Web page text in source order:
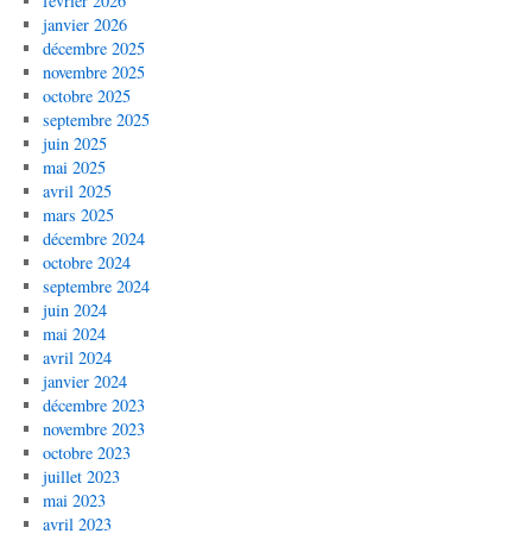
janvier 2026
décembre 2025
novembre 2025
octobre 2025
septembre 2025
juin 2025
mai 2025
avril 2025
mars 2025
décembre 2024
octobre 2024
septembre 2024
juin 2024
mai 2024
avril 2024
janvier 2024
décembre 2023
novembre 2023
octobre 2023
juillet 2023
mai 2023
avril 2023